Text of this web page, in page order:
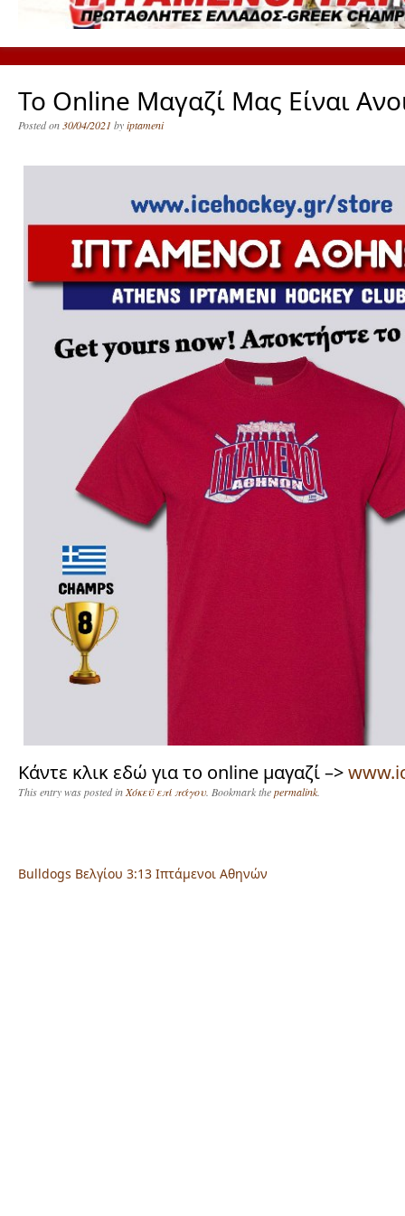
Το Online Μαγαζί Μας Είναι
Posted on 30/04/2021 byiptameni
Κάντε κλικ εδώ για το online μαγαζί –>
This entry was posted inΧόκεϋ επί πάγου. Bookmark thepermalink.
Post navigation
Bulldogs Βελγίου 3:13 Ιπτάμενοι Αθηνών